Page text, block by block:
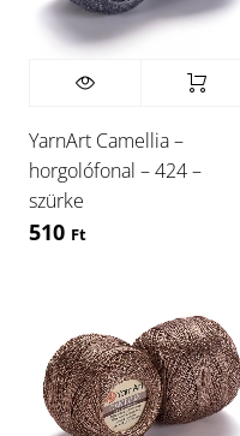
YarnArt Camellia –
horgolófonal – 424 –
szürke
510 Ft